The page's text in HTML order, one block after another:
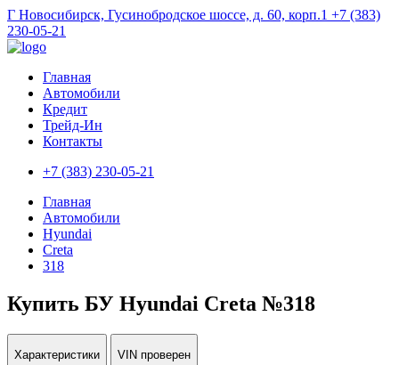
Г Новосибирск, Гусинобродское шоссе, д. 60, корп.1 +7 (383)
230-05-21
Главная
Автомобили
Кредит
Трейд-Ин
Контакты
+7 (383) 230-05-21
Главная
Автомобили
Hyundai
Creta
318
Купить БУ Hyundai Creta №318
Характеристики VIN проверен